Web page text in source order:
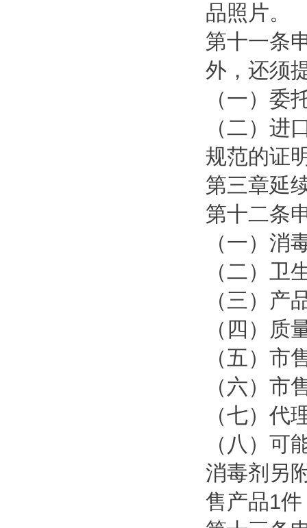
品照片。
第十一条
外，还须
（一）委
（二）
规范的证
第三章延
第十二条
（一）消
（二）卫
（三）产
（四）质
（五）市
（六）市
（七）代
（八）可
消毒剂另
售产品1